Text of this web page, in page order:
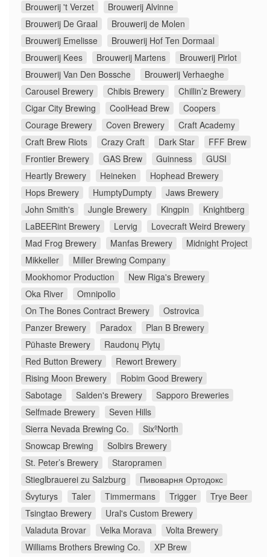
Brouwerij 't Verzet
Brouwerij Alvinne
Brouwerij De Graal
Brouwerij de Molen
Brouwerij Emelisse
Brouwerij Hof Ten Dormaal
Brouwerij Kees
Brouwerij Martens
Brouwerij Pirlot
Brouwerij Van Den Bossche
Brouwerij Verhaeghe
Carousel Brewery
Chibis Brewery
Chillin’z Brewery
Cigar City Brewing
CoolHead Brew
Coopers
Courage Brewery
Coven Brewery
Craft Academy
Craft Brew Riots
Crazy Craft Dark Star
FFF Brew
Frontier Brewery
GAS Brew Guinness
GUSI
Heartly Brewery
Heineken
Hophead Brewery
Hops Brewery
HumptyDumpty
Jaws Brewery
John Smith's
Jungle Brewery Kingpin
Knightberg
LaBEERint Brewery
Lervig
Lovecraft Weird Brewery
Mad Frog Brewery
Manfas Brewery
Midnight Project
Mikkeller
Miller Brewing Company
Mookhomor Production
New Riga's Brewery
Oka River
Omnipollo
On The Bones Contract Brewery
Ostrovica
Panzer Brewery
Paradox
Plan B Brewery
Pühaste Brewery
Raudonų Plytų
Red Button Brewery
Rewort Brewery
Rising Moon Brewery
Robim Good Brewery
Sabotage
Salden's Brewery
Sapporo Breweries
Selfmade Brewery
Seven Hills
Sierra Nevada Brewing Co.
SixºNorth
Snowcap Brewing
Solbirs Brewery
St. Peter’s Brewery
Staropramen
Stieglbrauerei zu Salzburg
Пивоварня Ортодокс
Švyturys
Taler Timmermans Trigger
Trye Beer
Tsingtao Brewery
Ural's Custom Brewery
Valaduta Brovar
Velka Morava
Volta Brewery
Williams Brothers Brewing Co.
XP Brew